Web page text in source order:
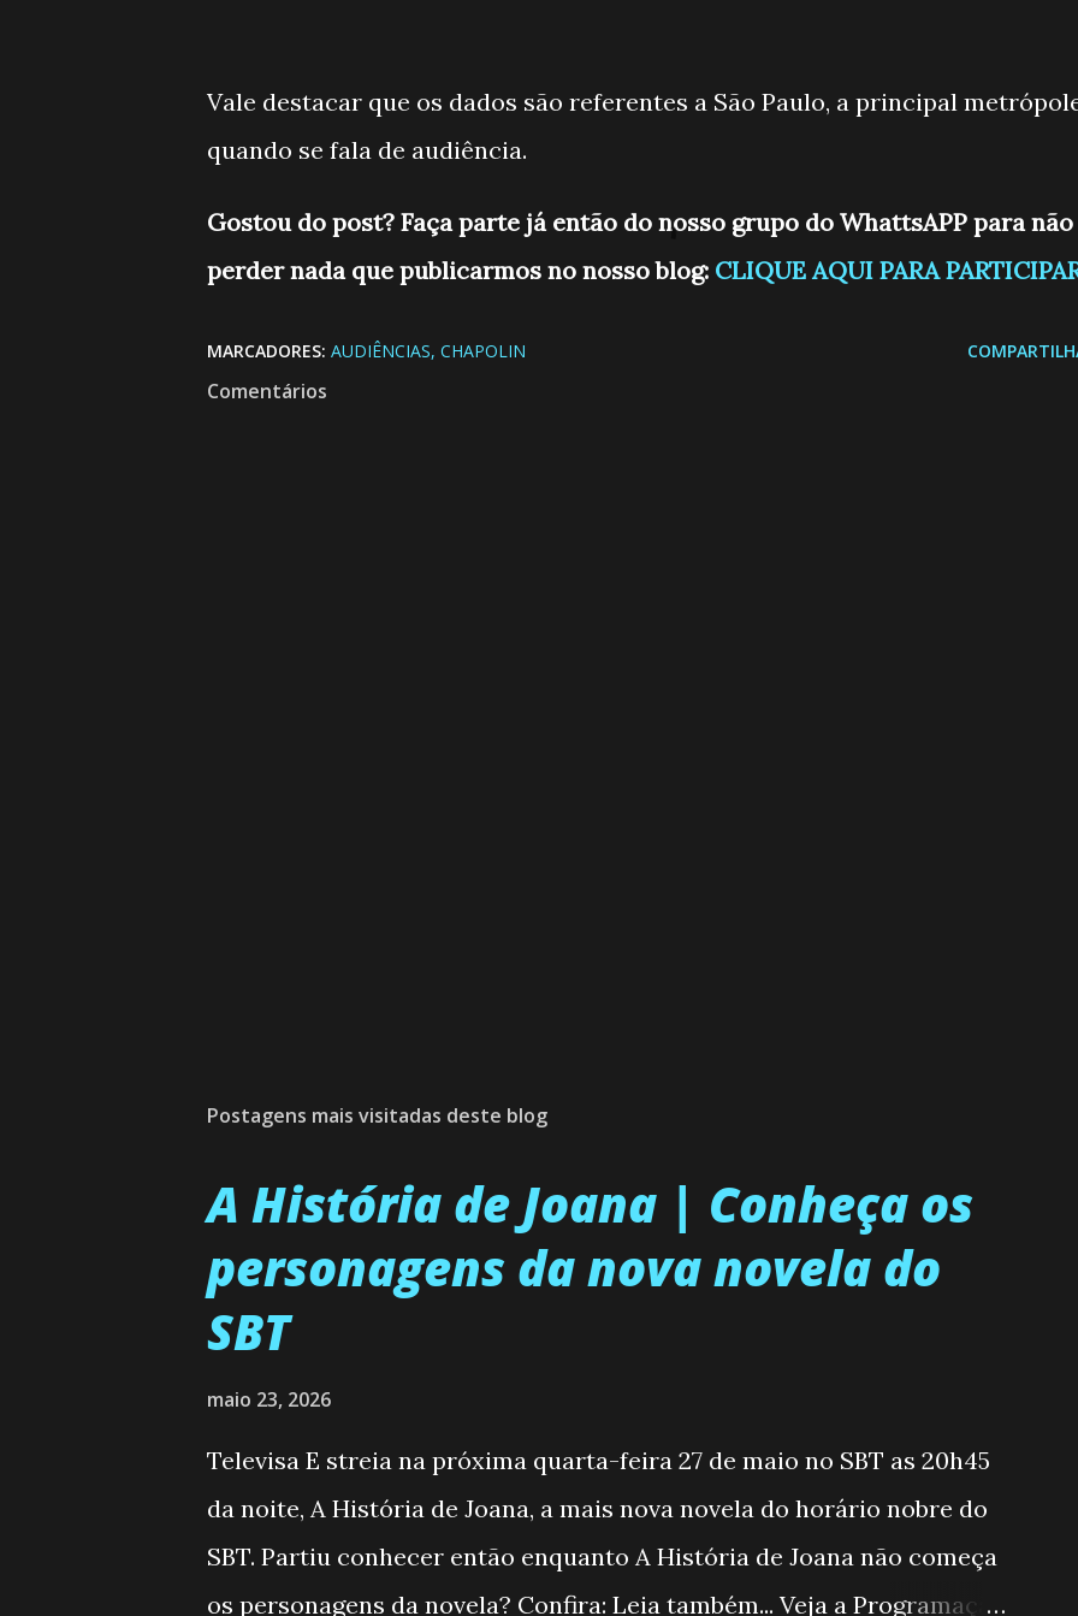
Vale destacar que os dados são referentes a São Paulo, a principal
quando se fala de audiência.
Gostou do post? Faça parte já então do nosso grupo do WhattsAPP para não
perder nada que publicarmos no nosso blog: CLIQUE AQUI PARA
MARCADORES: AUDIÊNCIAS CHAPOLIN
Comentários
Postagens mais visitadas deste blog
A História de Joana | Conheça os
personagens da nova novela do
SBT
maio 23, 2026
Televisa E streia na próxima quarta-feira 27 de maio no SBT as 20h45
da noite, A História de Joana, a mais nova novela do horário nobre do
SBT. Partiu conhecer então enquanto A História de Joana não começa
os personagens da novela? Confira: Leia também... Veja a Programação